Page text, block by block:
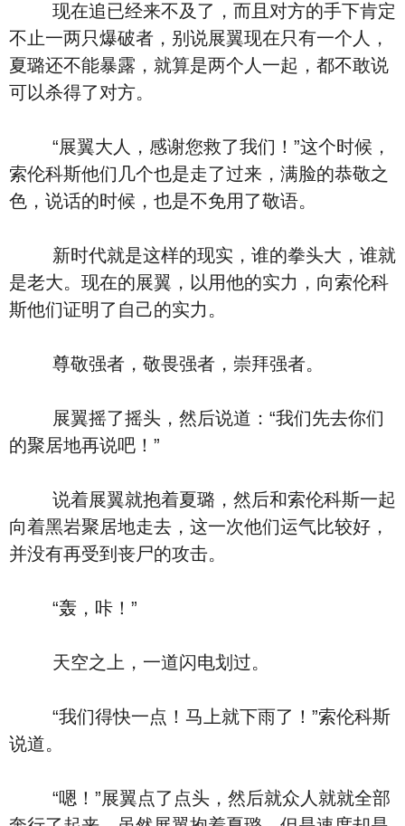
现在追已经来不及了，而且对方的手下肯定
不止一两只爆破者，别说展翼现在只有一个人，
夏璐还不能暴露，就算是两个人一起，都不敢说
可以杀得了对方。
“展翼大人，感谢您救了我们！”这个时候，
索伦科斯他们几个也是走了过来，满脸的恭敬之
色，说话的时候，也是不免用了敬语。
新时代就是这样的现实，谁的拳头大，谁就
是老大。现在的展翼，以用他的实力，向索伦科
斯他们证明了自己的实力。
尊敬强者，敬畏强者，崇拜强者。
展翼摇了摇头，然后说道：“我们先去你们
的聚居地再说吧！”
说着展翼就抱着夏璐，然后和索伦科斯一起
向着黑岩聚居地走去，这一次他们运气比较好，
并没有再受到丧尸的攻击。
“轰，咔！”
天空之上，一道闪电划过。
“我们得快一点！马上就下雨了！”索伦科斯
说道。
“嗯！”展翼点了点头，然后就众人就就全部